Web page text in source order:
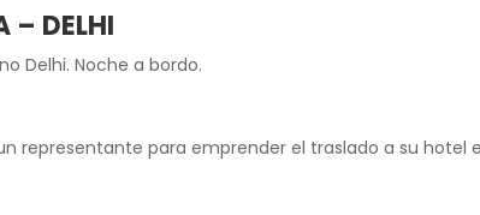
– DELHI
Delhi. Noche a bordo.
representante para emprender el traslado a su hotel